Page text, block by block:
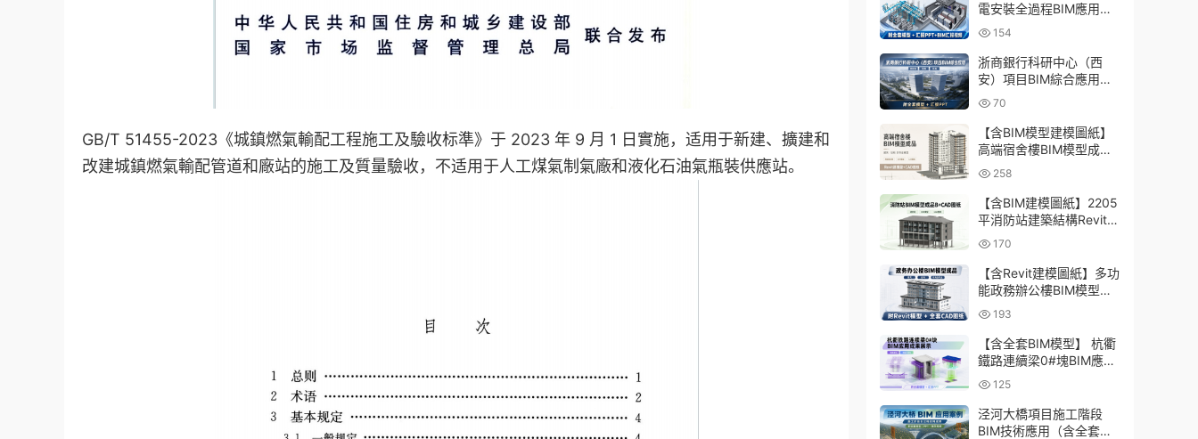
GB/T 51455-2023《城鎮燃氣輸配工程施工及驗收标準》于 2023 年 9 月 1 日實施，适用于新建、擴建和
改建城鎮燃氣輸配管道和廠站的施工及質量驗收，不适用于人工煤氣制氣廠和液化石油氣瓶裝供應站。
電安裝全過程BIM應用資
料下載：含BIM模型、彙
報PPT及視頻
154
浙商銀行科研中心（西
安）項目BIM綜合應用資
料下載：含全套BIM模
型、彙報PPT
70
【含BIM模型建模圖紙】
高端宿舍樓BIM模型成
品，包含建築+結構兩大
專業Revit模型及全套建模
CAD圖紙
258
【含BIM建模圖紙】2205
平消防站建築結構Revit模
型成品，包含全套BIM建
模CAD圖紙下載
170
【含Revit建模圖紙】多功
能政務辦公樓BIM模型成
品，包含建築+結構+機電
三大專業Revit模型及配套
建模CAD圖紙
193
【含全套BIM模型】 杭衢
鐵路連續梁0#塊BIM應用
成果｜鋼筋與預應力深化
施工實戰資料
125
泾河大橋項目施工階段
BIM技術應用（含全套